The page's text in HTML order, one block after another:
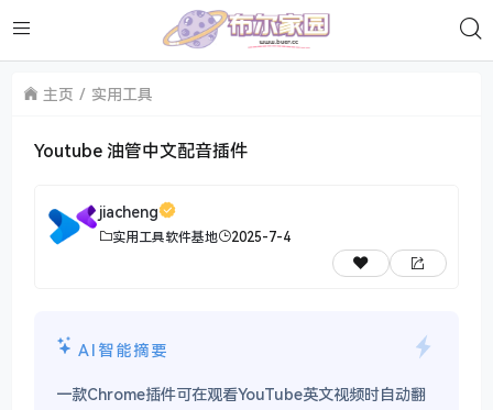
主页 实用工具
Youtube 油管中文配音插件
jiacheng
实用工具软件基地 2025-7-4
AI智能摘要
一款Chrome插件可在观看YouTube英文视频时自动翻